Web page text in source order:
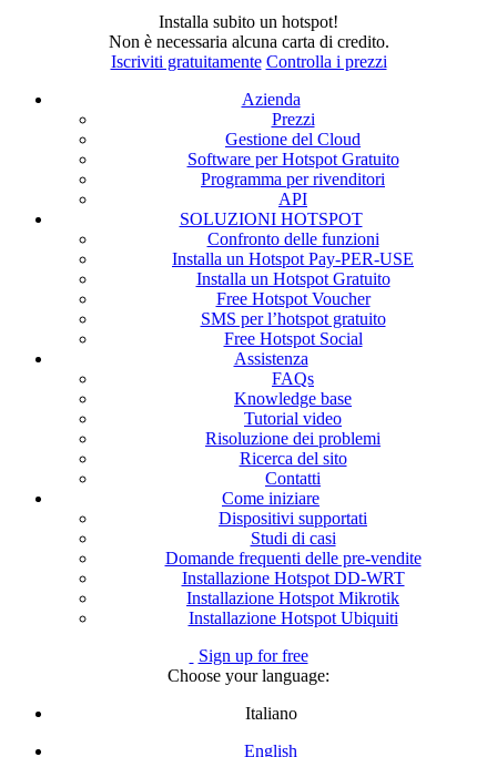
Installa subito un hotspot!
Non è necessaria alcuna carta di credito.
Iscriviti gratuitamente Controlla i prezzi
Azienda
Prezzi
Gestione del Cloud
Software per Hotspot Gratuito
Programma per rivenditori
API
SOLUZIONI HOTSPOT
Confronto delle funzioni
Installa un Hotspot Pay-PER-USE
Installa un Hotspot Gratuito
Free Hotspot Voucher
SMS per l’hotspot gratuito
Free Hotspot Social
Assistenza
FAQs
Knowledge base
Tutorial video
Risoluzione dei problemi
Ricerca del sito
Contatti
Come iniziare
Dispositivi supportati
Studi di casi
Domande frequenti delle pre-vendite
Installazione Hotspot DD-WRT
Installazione Hotspot Mikrotik
Installazione Hotspot Ubiquiti
Sign up for free
Choose your language:
Italiano
English